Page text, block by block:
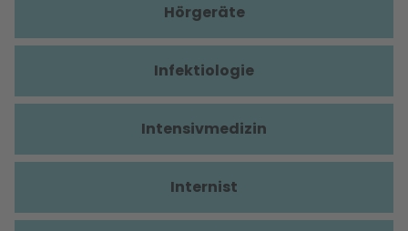
Hörgeräte
Infektiologie
Intensivmedizin
Internist